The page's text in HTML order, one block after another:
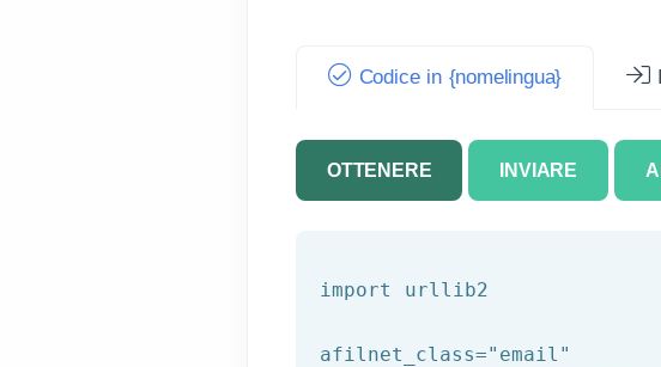
Codice in {nomelingua}
OTTENERE INVIARE
import urllib2
afilnet_class="email"